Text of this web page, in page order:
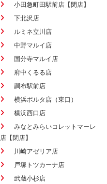
小田急町田駅前店【閉店】
下北沢店
ルミネ立川店
中野マルイ店
国分寺マルイ店
府中くるる店
調布駅前店
横浜ポルタ店（東口）
横浜西口店
みなとみらいコレットマーレ
店【閉店】
川崎アゼリア店
戸塚トツカーナ店
武蔵小杉店